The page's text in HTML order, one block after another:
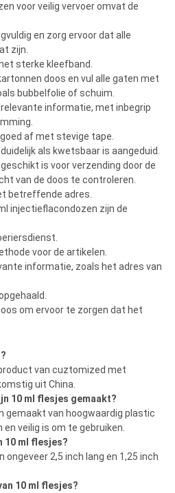
voor veilig vervoer omvat de
en zorg ervoor dat alle
zijn.
sterke kleefband.
doos en vul alle gaten met
bubbelfolie of schuim.
informatie, met inbegrip
af met stevige tape.
als kwetsbaar is aangeduid.
is voor verzending door de
van de doos te controleren.
betreffende adres.
injectieflacondozen zijn de
voor de artikelen.
informatie, zoals het adres van
om ervoor te zorgen dat het
van cuztomized met
uit China.
10 ml flesjes gemaakt?
gemaakt van hoogwaardig plastic
veilig is om te gebruiken.
10 ml flesjes?
ongeveer 2,5 inch lang en 1,25 inch
10 ml flesjes?